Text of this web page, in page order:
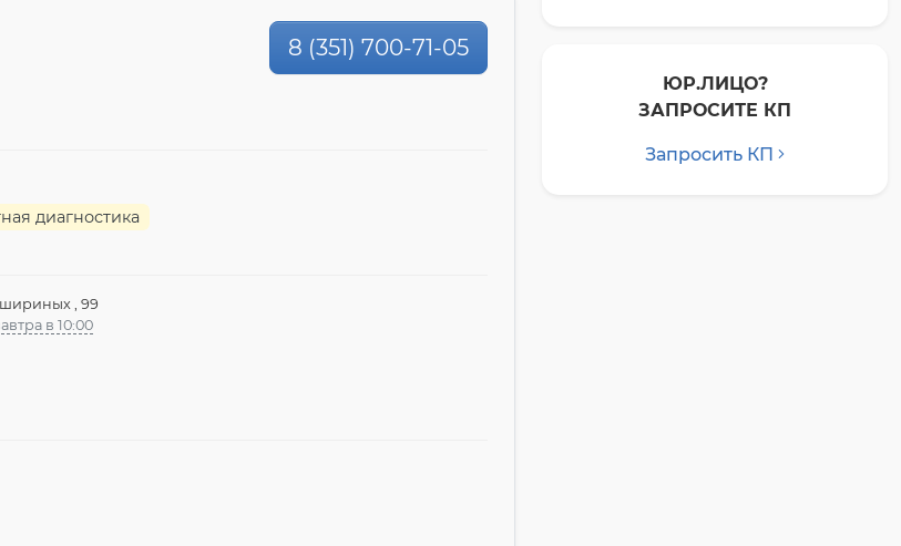
8 (351) 700-71-05
диагностика
, 99
в 10:00
ЮР.ЛИЦО?
ЗАПРОСИТЕ КП
Запросить КП